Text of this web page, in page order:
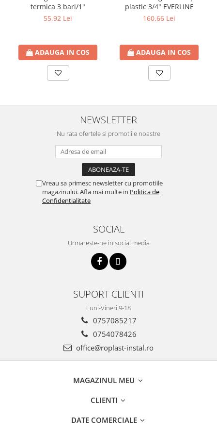
Cartuse ( Rezerve filtre apa)
Statie Osmoza Inversa
SISTEME DE ALIMENTARE CU APA
Mufa rapida pt teava PEHD
HIDRANTI SI ACCESORII
Pompe submersibile
Pompe pentru testare instalatii
APOMETRE/ CAMIN APOMETRE
Teava PPR
Distribuitor pexal FI-FE cu robinet
Sisteme de canalizare si ape
termica 3 bari/1"
55,92 Lei
ADAUGA IN COS
plastic 3/4" EVERLINE
160,66 Lei
ADAUGA IN COS
NEWSLETTER
Nu rata ofertele si promotiile noastre
Vreau sa primesc newsletter cu promotiile
magazinului. Afla mai multe in Politica de
Confidentialitate
SOCIAL
Urmareste-ne in social media
SUPORT CLIENTI
Luni-Vineri 9-18
0757085217
0754078426
office@roplast-instal.ro
MAGAZINUL MEU
CLIENTI
DATE COMERCIALE